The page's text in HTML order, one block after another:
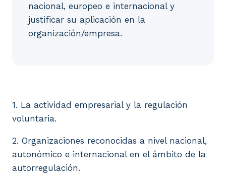
nacional, europeo e internacional y
justificar su aplicación en la
organización/empresa.
1. La actividad empresarial y la regulación
voluntaria.
2. Organizaciones reconocidas a nivel nacional,
autonómico e internacional en el ámbito de la
autorregulación.